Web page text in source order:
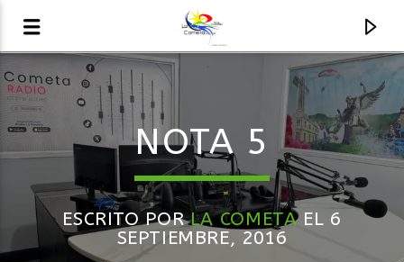
AUDIO EN VIVO
LA COMETA, SEÑALES A CIELO ABIERTO
NOTA 5
ESCRITO PORLA COMETAEL 6
SEPTIEMBRE, 2016